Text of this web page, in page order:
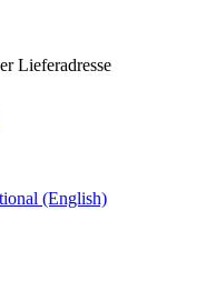
Lieferadresse
(English)